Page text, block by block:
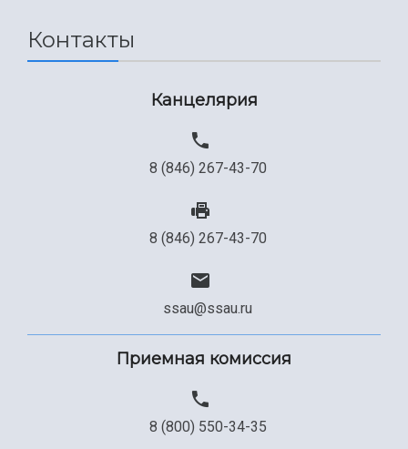
Контакты
Канцелярия
8 (846) 267-43-70
8 (846) 267-43-70
ssau@ssau.ru
Приемная комиссия
8 (800) 550-34-35